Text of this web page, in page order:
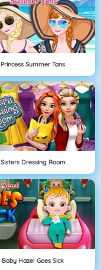
Princess Summer Tans
Sisters Dressing Room
Baby Hazel Goes Sick